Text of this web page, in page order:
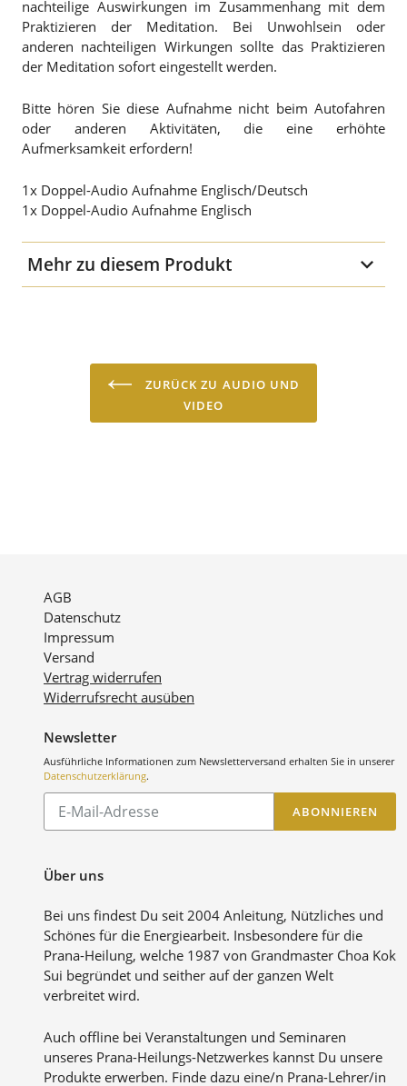
nachteilige Auswirkungen im Zusammenhang mit dem
Praktizieren der Meditation. Bei Unwohlsein oder
anderen nachteiligen Wirkungen sollte das Praktizieren
der Meditation sofort eingestellt werden.
Bitte hören Sie diese Aufnahme nicht beim Autofahren
oder anderen Aktivitäten, die eine erhöhte
Aufmerksamkeit erfordern!
1x Doppel-Audio Aufnahme Englisch/Deutsch
1x Doppel-Audio Aufnahme Englisch
Mehr zu diesem Produkt
ZURÜCK ZU AUDIO UND
VIDEO
AGB
Datenschutz
Impressum
Versand
Vertrag widerrufen
Widerrufsrecht ausüben
Newsletter
Ausführliche Informationen zum Newsletterversand erhalten Sie in unserer
Datenschutzerklärung.
Abonnieren
unsere
ABONNIEREN
Über uns
Bei uns findest Du seit 2004 Anleitung, Nützliches und
Schönes für die Energiearbeit. Insbesondere für die
Prana-Heilung, welche 1987 von Grandmaster Choa Kok
Sui begründet und seither auf der ganzen Welt
verbreitet wird.
Auch offline bei Veranstaltungen und Seminaren
unseres Prana-Heilungs-Netzwerkes kannst Du unsere
Produkte erwerben. Finde dazu eine/n Prana-Lehrer/in